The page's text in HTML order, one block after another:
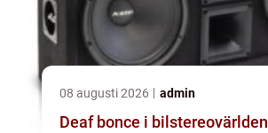
08 augusti 2026 admin
Deaf bonce i bilstereovärlden